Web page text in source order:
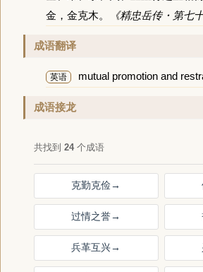
金，金克木。
《精忠岳传・第七
成语翻译
英语 mutual promotion and
成语接龙
共找到 24个成语
克勤克俭→
过情之誉→
兵革互兴→